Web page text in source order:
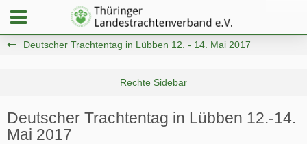
Deutscher Trachtentag in Lübben 12. - 14. Mai 2017
Deutscher Trachtentag in Lübben 12.-14.
Mai 2017